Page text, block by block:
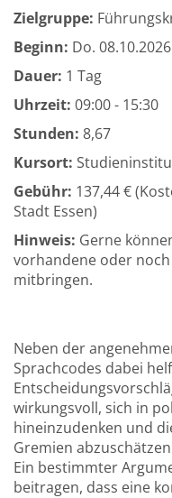
Zielgruppe:
Beginn: Do. 08.10.2026
Dauer: 1 Tag
Uhrzeit: 09:00 - 15:30
Stunden: 8,67
Kursort:
Gebühr: 137,44 €
Stadt Essen)
Hinweis: Gerne
vorhandene oder
mitbringen.
Neben der
Sprachcodes dabei
wirkungsvoll, sich in
hineinzudenken und
Gremien
Ein bestimmter
beitragen, dass eine